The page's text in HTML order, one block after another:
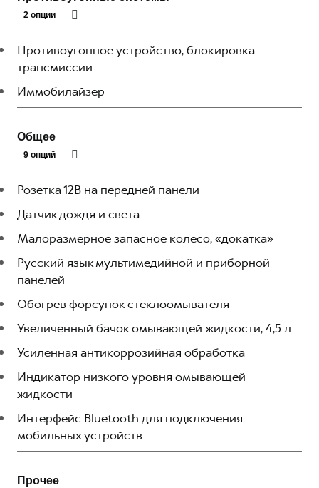
2 опции
Противоугонное устройство, блокировка
трансмиссии
Иммобилайзер
Общее
9 опций
Розетка 12В на передней панели
Датчик дождя и света
Малоразмерное запасное колесо, «докатка»
Русский язык мультимедийной и приборной
панелей
Обогрев форсунок стеклоомывателя
Увеличенный бачок омывающей жидкости, 4,5 л
Усиленная антикоррозийная обработка
Индикатор низкого уровня омывающей
жидкости
Интерфейс Bluetooth для подключения
мобильных устройств
Прочее